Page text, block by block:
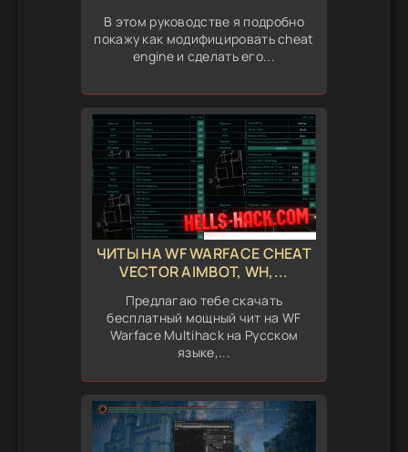
В этом руководстве я подробно
покажу как модифицировать cheat
engine и сделать его...
ЧИТЫ НА WF WARFACE CHEAT
VECTOR AIMBOT, WH,...
Предлагаю тебе скачать
бесплатный мощный чит на WF
Warface Multihack на Русском
языке,...